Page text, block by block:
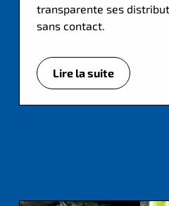
transparente ses
sans contact.
Lire la suite